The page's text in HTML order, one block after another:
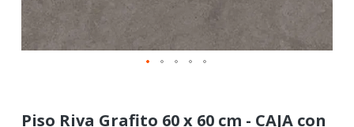
Piso Riva Grafito 60 x 60 cm - CAJA con